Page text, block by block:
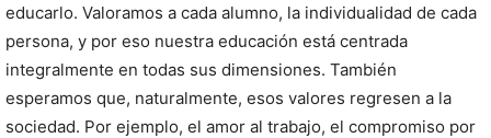
educarlo. Valoramos a cada alumno, la individualidad de cada
persona, y por eso nuestra educación está centrada
integralmente en todas sus dimensiones. También
esperamos que, naturalmente, esos valores regresen a la
sociedad. Por ejemplo, el amor al trabajo, el compromiso por